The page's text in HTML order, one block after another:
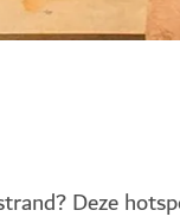
Deze